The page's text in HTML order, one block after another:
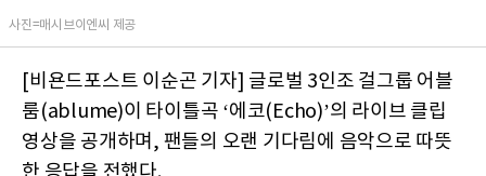
사진=매시브이엔씨 제공
[비욘드포스트 이순곤 기자] 글로벌 3인조 걸그룹 어블
룸(ablume)이 타이틀곡 ‘에코(Echo)’의 라이브 클립
영상을 공개하며, 팬들의 오랜 기다림에 음악으로 따뜻